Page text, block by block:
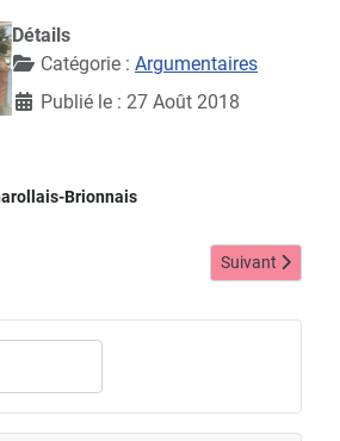
Détails
Catégorie : Argumentaires
Publié le : 27 Août 2018
Brionnais
à Mr le préfet de Saône et LoireArticle suivant :
Suivant